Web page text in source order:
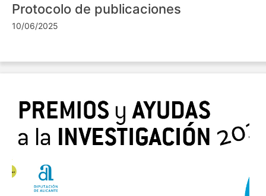
Protocolo de publicaciones
10/06/2025